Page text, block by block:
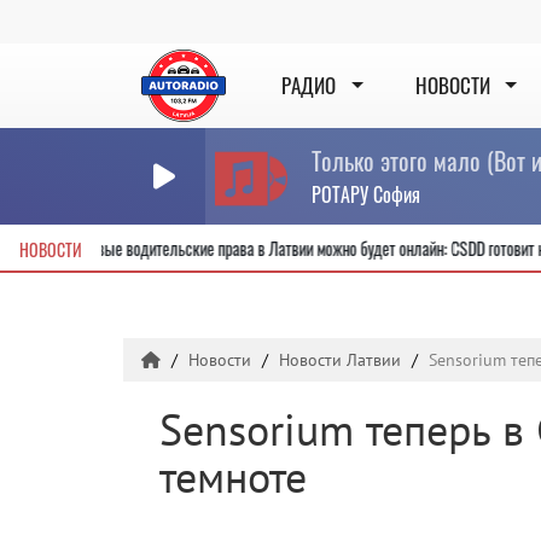
РАДИО НОВОСТИ
РОТАРУ София
НОВОСТИ Получить новые водительские права в Латвии можно будет онлайн:
Новости Новости Латвии Sensorium
Sensorium теперь
темноте